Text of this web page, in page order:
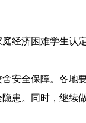
经济困难学生认
安全保障。各地
患。同时，继续